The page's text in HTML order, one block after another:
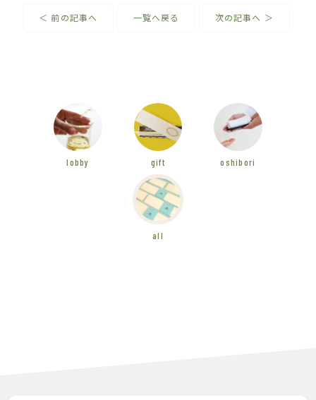
＜ 前の記事へ 一覧へ戻る 次の記事へ ＞
lobby gift oshibori
all